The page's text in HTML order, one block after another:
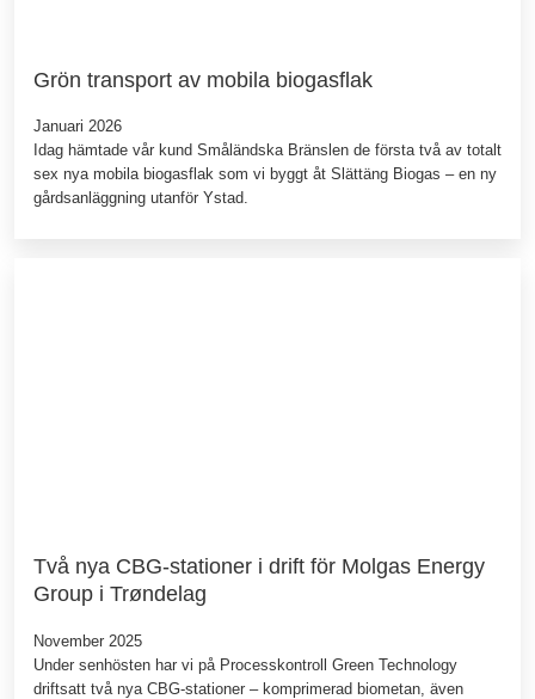
Grön transport av mobila biogasflak
Januari 2026
Idag hämtade vår kund Småländska Bränslen de första två av totalt
sex nya mobila biogasflak som vi byggt åt Slättäng Biogas – en ny
gårdsanläggning utanför Ystad.
Två nya CBG-stationer i drift för Molgas Energy
Group i Trøndelag
November 2025
Under senhösten har vi på Processkontroll Green Technology
driftsatt två nya CBG‑stationer – komprimerad biometan, även